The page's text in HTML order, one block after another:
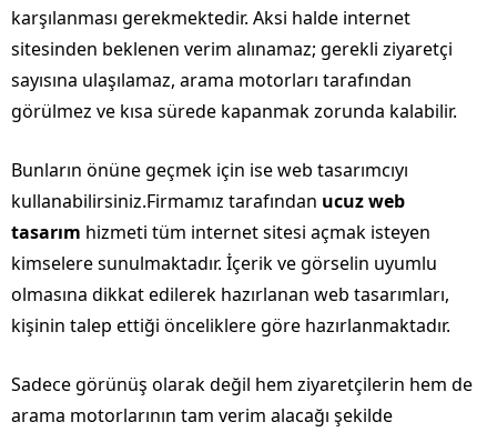
karşılanması gerekmektedir. Aksi halde internet
sitesinden beklenen verim alınamaz; gerekli ziyaretçi
sayısına ulaşılamaz, arama motorları tarafından
görülmez ve kısa sürede kapanmak zorunda kalabilir.
Bunların önüne geçmek için ise web tasarımcıyı
kullanabilirsiniz.Firmamız tarafından ucuz web
tasarım hizmeti tüm internet sitesi açmak isteyen
kimselere sunulmaktadır. İçerik ve görselin uyumlu
olmasına dikkat edilerek hazırlanan web tasarımları,
kişinin talep ettiği önceliklere göre hazırlanmaktadır.
Sadece görünüş olarak değil hem ziyaretçilerin hem de
arama motorlarının tam verim alacağı şekilde